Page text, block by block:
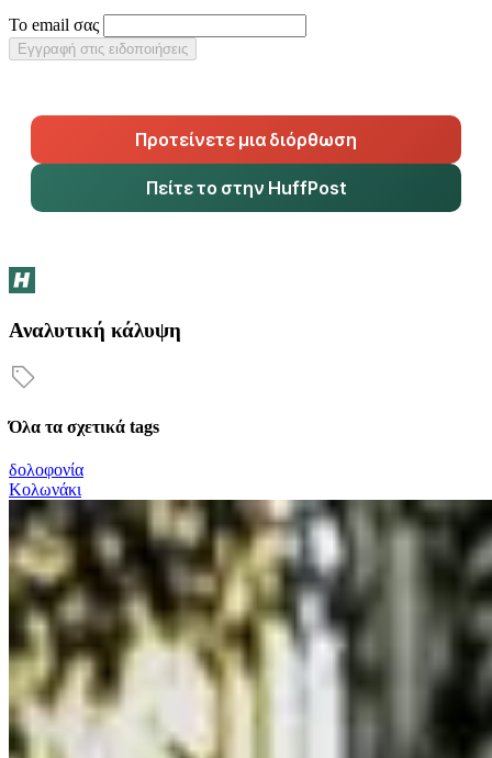
Το email σας
Εγγραφή στις ειδοποιήσεις
Προτείνετε μια διόρθωση
Πείτε το στην HuffPost
Αναλυτική κάλυψη
Όλα τα σχετικά tags
δολοφονία
Κολωνάκι